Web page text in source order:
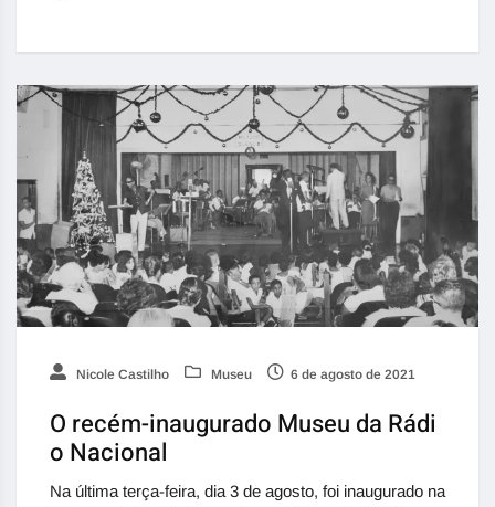
Nicole Castilho Museu 6 de agosto de 2021
O recém-inaugurado Museu da Rádi
o Nacional
Na última terça-feira, dia 3 de agosto, foi inaugurado na